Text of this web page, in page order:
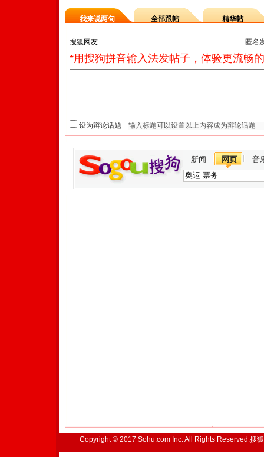
我来说两句 全部跟帖 精华帖
匿名
*用搜狗拼音输入法发帖子，体验更流畅
设为辩论话题
新闻 网页 音
Copyright © 2017 Sohu.com Inc. All Rights Reserved.搜